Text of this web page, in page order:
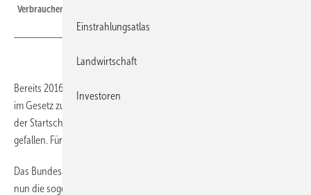
Verbrauchern gefallen.
Bereits 2016 hat der Bundestag den Rollout von Smart-Meter-Geräten
im Gesetz zur Digitalisierung der Energiewende beschlossen. Nun ist
der Startschuss für die verpflichtende Ausstattung von Verbrauchern
gefallen. Für Photovoltaikanlagen gilt das aber vorerst noch nicht.
Das Bundesamt für Sicherheit in der Informationstechnik, kurz BSI, hat
nun die sogenannte Markterklärung für intelligente Messsysteme
Einstrahlungsatlas
Landwirtschaft
Investoren